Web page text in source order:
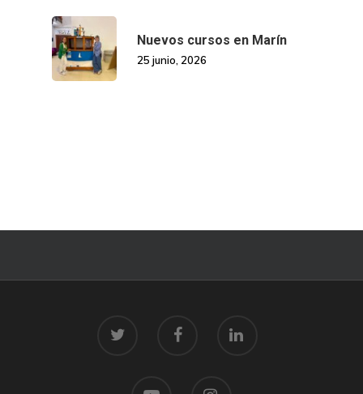
Nuevos cursos en Marín
25 junio, 2026